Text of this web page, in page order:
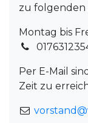
zu folgenden
Montag bis
Per E-Mail
Zeit zu